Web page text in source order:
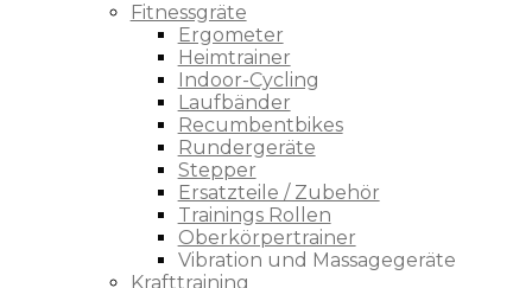
Fitnessgräte
Ergometer
Heimtrainer
Indoor-Cycling
Laufbänder
Recumbentbikes
Rundergeräte
Stepper
Ersatzteile / Zubehör
Trainings Rollen
Oberkörpertrainer
Vibration und Massagegeräte
Krafttraining